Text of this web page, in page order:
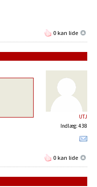
0 kan lide
UTJ
Indlæg: 438
0 kan lide